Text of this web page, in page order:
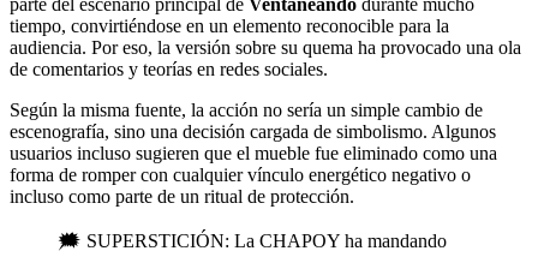
tiempo, convirtiéndose en un elemento reconocible para la
audiencia. Por eso, la versión sobre su quema ha provocado una ola
de comentarios y teorías en redes sociales.
Según la misma fuente, la acción no sería un simple cambio de
escenografía, sino una decisión cargada de simbolismo. Algunos
usuarios incluso sugieren que el mueble fue eliminado como una
forma de romper con cualquier vínculo energético negativo o
incluso como parte de un ritual de protección.
🗯️ SUPERSTICIÓN: La CHAPOY ha mandando